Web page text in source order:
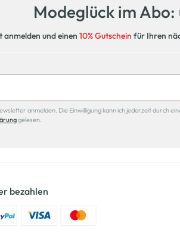
Modeglück im
anmelden und einen 10% Gutschein für Ihren
anmelden. Die Einwilligung kann ich jederzeit durch
gelesen.
bezahlen